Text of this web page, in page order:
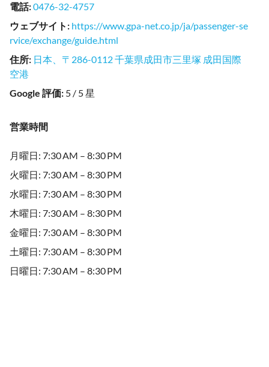
電話:0476-32-4757
ウェブサイト : https://www.gpa-net.co.jp/ja/passenger-se
rvice/exchange/guide.html
住所: 日本、〒286-0112 千葉県成田市三里塚 成田国際
空港
Google 評価: 5 / 5 星
営業時間
月曜日: 7:30 AM – 8:30 PM
火曜日: 7:30 AM – 8:30 PM
水曜日: 7:30 AM – 8:30 PM
木曜日: 7:30 AM – 8:30 PM
金曜日: 7:30 AM – 8:30 PM
土曜日: 7:30 AM – 8:30 PM
日曜日: 7:30 AM – 8:30 PM